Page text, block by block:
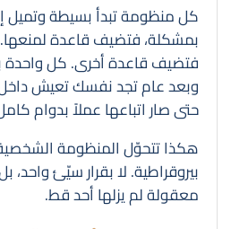
كل منظومة تبدأ بسيطة وتميل
بمشكلة، فتضيف قاعدة
فتضيف قاعدة أخرى. كل واحدة
وبعد عام تجد نفسك تعيش داخل
حتى صار اتباعها عملاً بدوام
هكذا تتحوّل المنظومة
بيروقراطية. لا بقرار سيّئ
معقولة لم يزلها أحد قط.